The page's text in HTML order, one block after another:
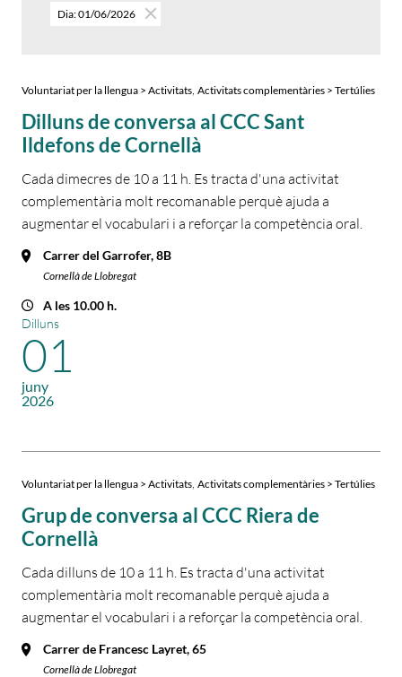
Dia: 01/06/2026
Voluntariat per la llengua > Activitats Activitats complementàries > Tertúlies
Dilluns de conversa al CCC Sant
Ildefons de Cornellà
Cada dimecres de 10 a 11 h. Es tracta d'una activitat
complementària molt recomanable perquè ajuda a
augmentar el vocabulari i a reforçar la competència oral.
Carrer del Garrofer, 8B
Cornellà de Llobregat
A les 10.00 h.
Dilluns
01
juny
2026
Voluntariat per la llengua > Activitats Activitats complementàries > Tertúlies
Grup de conversa al CCC Riera de
Cornellà
Cada dilluns de 10 a 11 h. Es tracta d'una activitat
complementària molt recomanable perquè ajuda a
augmentar el vocabulari i a reforçar la competència oral.
Carrer de Francesc Layret, 65
Cornellà de Llobregat